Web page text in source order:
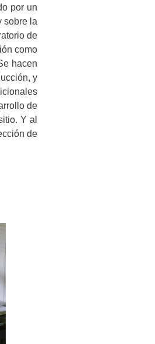
por un
sobre la
de
como
hacen
y
de
Y al
de